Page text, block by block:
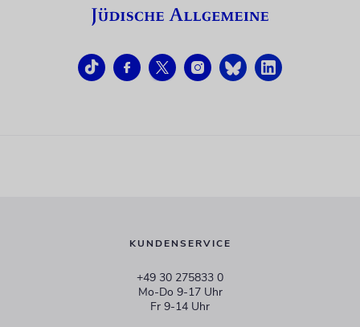
KUNDENSERVICE
+49 30 275833 0
Mo-Do 9-17 Uhr
Fr 9-14 Uhr